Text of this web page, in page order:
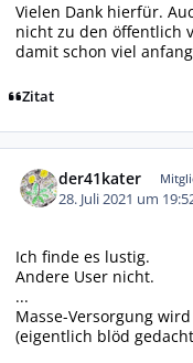
Vielen Dank hierfür.
nicht zu den öffentlich
damit schon viel
Zitat
der41kater
28. Juli 2021 um
Ich finde es lustig.
Andere User nicht.
...
Masse-Versorgung
(eigentlich blöd